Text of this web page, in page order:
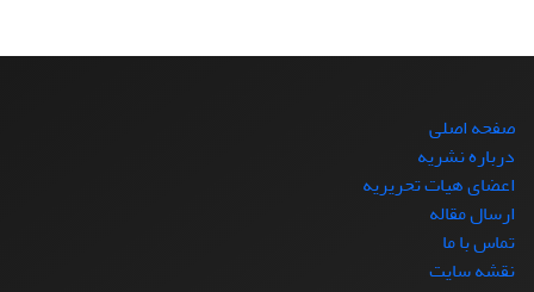
صفحه اصلی
درباره نشریه
اعضای هیات تحریریه
ارسال مقاله
تماس با ما
نقشه سایت